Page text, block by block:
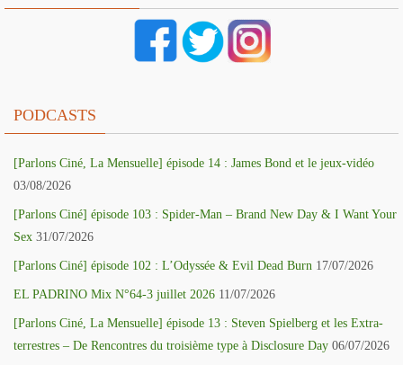
PODCASTS
[Parlons Ciné, La Mensuelle] épisode 14 : James Bond et le jeux-vidéo
03/08/2026
[Parlons Ciné] épisode 103 : Spider-Man – Brand New Day & I Want Your
Sex 31/07/2026
[Parlons Ciné] épisode 102 : L’Odyssée & Evil Dead Burn 17/07/2026
EL PADRINO Mix N°64-3 juillet 2026 11/07/2026
[Parlons Ciné, La Mensuelle] épisode 13 : Steven Spielberg et les Extra-
terrestres – De Rencontres du troisième type à Disclosure Day 06/07/2026